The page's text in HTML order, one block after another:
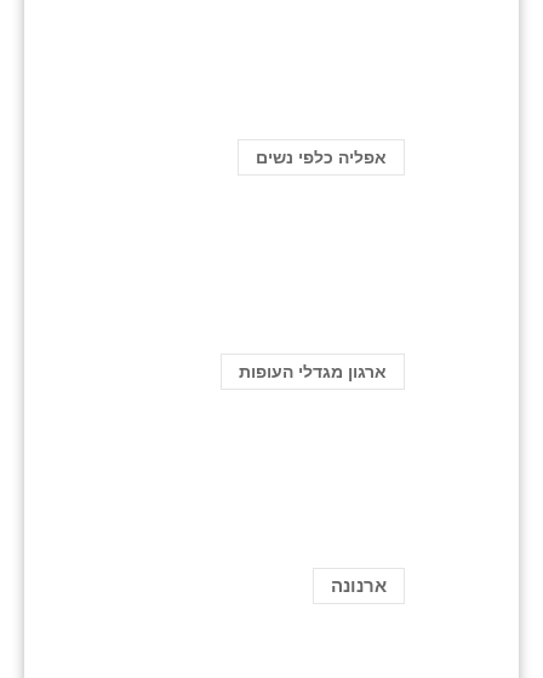
אפליה כלפי נשים
ארגון מגדלי העופות
ארנונה